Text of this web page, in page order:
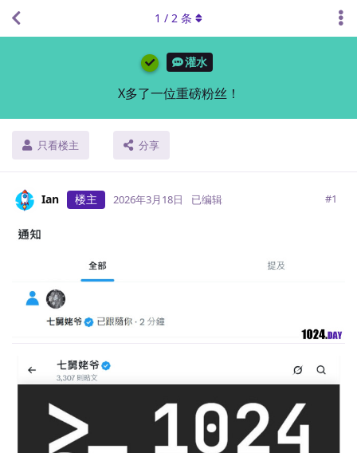
灌水
X多了一位重磅粉丝！
只看楼主 分享
1 / 2 条
Ian 楼主 2026年3月18日 已编辑 #1